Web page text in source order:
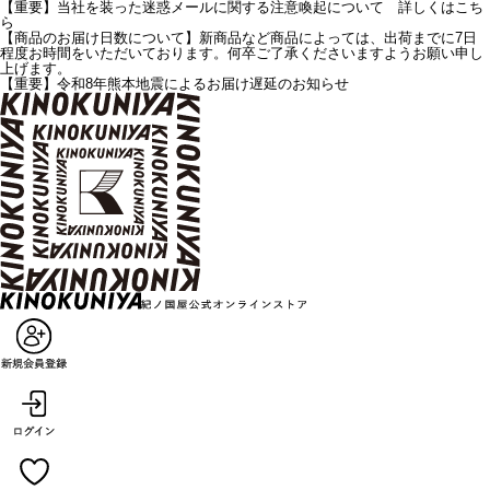
【重要】当社を装った迷惑メールに関する注意喚起について 詳しくはこち
ら
【商品のお届け日数について】新商品など商品によっては、出荷までに7日
程度お時間をいただいております。何卒ご了承くださいますようお願い申し
上げます。
【重要】令和8年熊本地震によるお届け遅延のお知らせ